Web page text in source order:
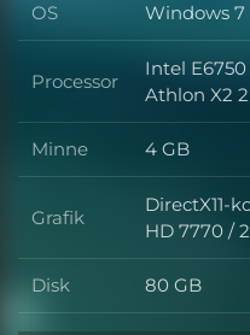
OS OS
Windows 7
Processor Processor
Intel
Athlon X2
Minne Minne
4 GB
Grafik Grafik
DirectX11-
HD 7770 /
Disk Disk
80 GB